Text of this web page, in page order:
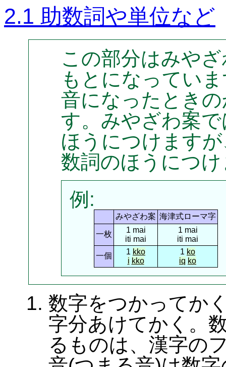
2.1 助数詞や単位など
この部分はみや
もとになってい
音になったとき
す。みやざわ案
ほうにつけます
数詞のほうにつ
例:
みやざわ案 海津式ローマ字
一枚
1 mai
iti mai
1 mai
iti mai
一個
1 kko
i kko
1 ko
iq ko
数字をつかってか
字分あけてかく。
るものは、漢字の